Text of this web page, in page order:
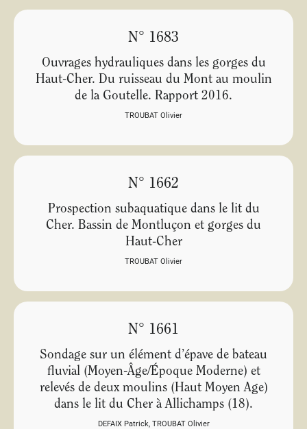
N° 1683
Ouvrages hydrauliques dans les gorges du
Haut-Cher. Du ruisseau du Mont au moulin
de la Goutelle. Rapport 2016.
TROUBAT Olivier
N° 1662
Prospection subaquatique dans le lit du
Cher. Bassin de Montluçon et gorges du
Haut-Cher
TROUBAT Olivier
N° 1661
Sondage sur un élément d’épave de bateau
fluvial (Moyen-Âge/Époque Moderne) et
relevés de deux moulins (Haut Moyen Age)
dans le lit du Cher à Allichamps (18).
DEFAIX Patrick, TROUBAT Olivier